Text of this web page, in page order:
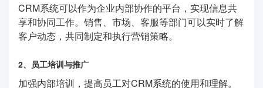
CRM系统可以作为企业内部协作的平台，实现信息共
享和协同工作。销售、市场、客服等部门可以实时了解
客户动态，共同制定和执行营销策略。
2、员工培训与推广
加强内部培训，提高员工对CRM系统的使用和理解。